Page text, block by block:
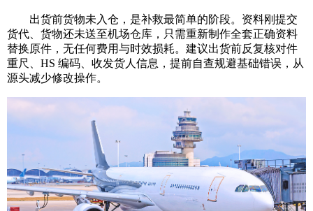
出货前货物未入仓，是补救最简单的阶段。资料刚提交
货代、货物还未送至机场仓库，只需重新制作全套正确资料
替换原件，无任何费用与时效损耗。建议出货前反复核对件
重尺、HS 编码、收发货人信息，提前自查规避基础错误，从
源头减少修改操作。